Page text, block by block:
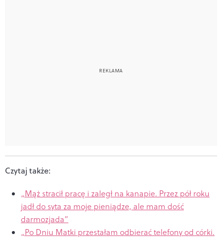
Czytaj także:
„Mąż stracił pracę i zaległ na kanapie. Przez pół roku
jadł do syta za moje pieniądze, ale mam dość
darmozjada”
„Po Dniu Matki przestałam odbierać telefony od córki.